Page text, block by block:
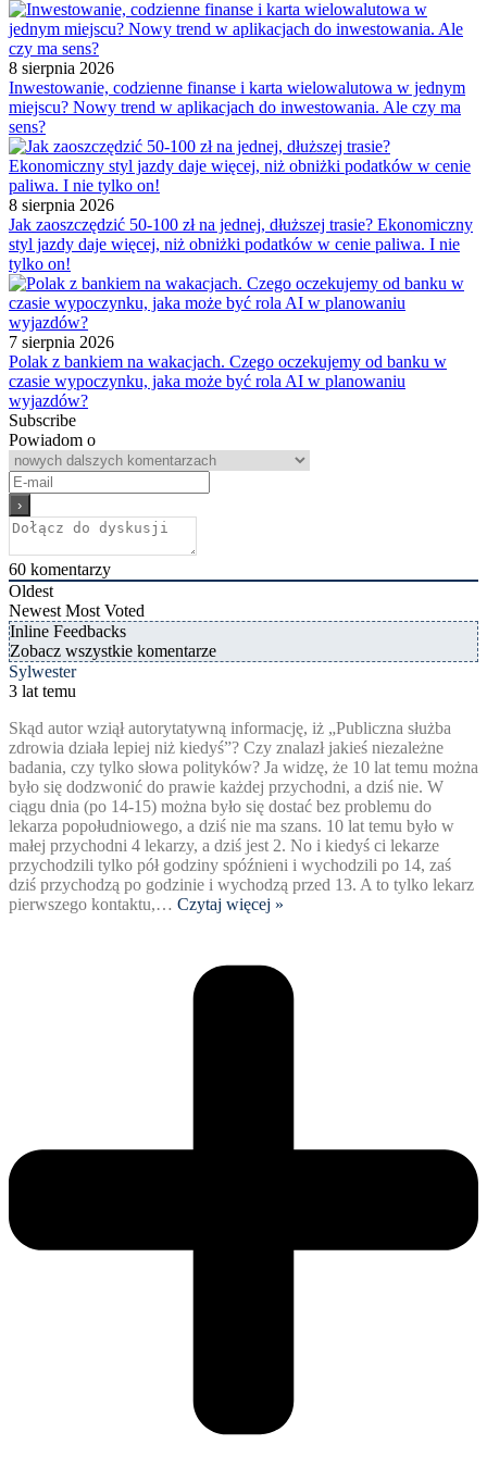
8 sierpnia 2026
Inwestowanie, codzienne finanse i karta wielowalutowa w jednym
miejscu? Nowy trend w aplikacjach do inwestowania. Ale czy ma
sens?
8 sierpnia 2026
Jak zaoszczędzić 50-100 zł na jednej, dłuższej trasie? Ekonomiczny
styl jazdy daje więcej, niż obniżki podatków w cenie paliwa. I nie
tylko on!
7 sierpnia 2026
Polak z bankiem na wakacjach. Czego oczekujemy od banku w
czasie wypoczynku, jaka może być rola AI w planowaniu
wyjazdów?
Subscribe
Powiadom o
60 komentarzy
Oldest
Newest Most Voted
Inline Feedbacks
Zobacz wszystkie komentarze
Sylwester
3 lat temu
Skąd autor wziął autorytatywną informację, iż „Publiczna służba
zdrowia działa lepiej niż kiedyś”? Czy znalazł jakieś niezależne
badania, czy tylko słowa polityków? Ja widzę, że 10 lat temu można
było się dodzwonić do prawie każdej przychodni, a dziś nie. W
ciągu dnia (po 14-15) można było się dostać bez problemu do
lekarza popołudniowego, a dziś nie ma szans. 10 lat temu było w
małej przychodni 4 lekarzy, a dziś jest 2. No i kiedyś ci lekarze
przychodzili tylko pół godziny spóźnieni i wychodzili po 14, zaś
dziś przychodzą po godzinie i wychodzą przed 13. A to tylko lekarz
pierwszego kontaktu,… Czytaj więcej »